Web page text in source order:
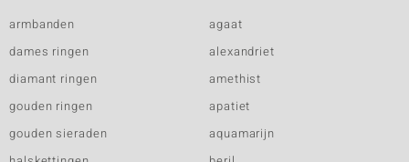
armbanden
dames ringen
diamant ringen
gouden ringen
gouden sieraden
agaat
alexandriet
amethist
apatiet
aquamarijn